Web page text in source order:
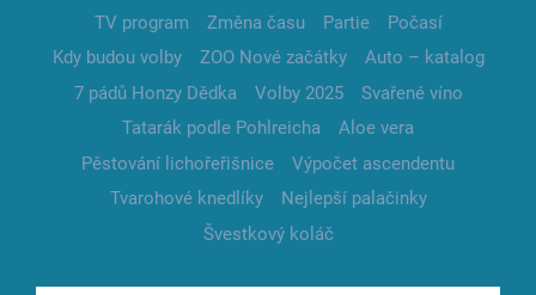
TV program
Změna času Partie
Počasí
Kdy budou volby
ZOO Nové začátky
Auto – katalog
7 pádů Honzy Dědka
Volby 2025
Svařené víno
Tatarák podle Pohlreicha
Aloe vera
Pěstování lichořeřišnice
Výpočet ascendentu
Tvarohové knedlíky
Nejlepší palačinky
Švestkový koláč